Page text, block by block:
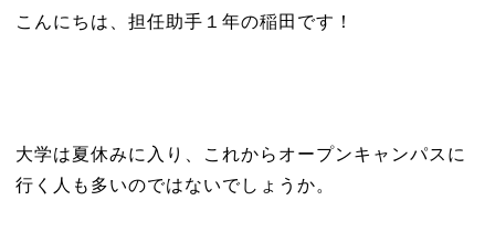
こんにちは、担任助手１年の稲田です！
大学は夏休みに入り、これからオープンキャンパスに
行く人も多いのではないでしょうか。